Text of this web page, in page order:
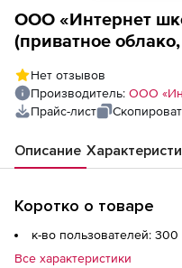
ООО «Интернет
(приватное
пользователей
Нет отзывов
Производитель: ООО
Прайс-лист
Описание
Коротко о товаре
к-во пользователей: 300
Все характеристики